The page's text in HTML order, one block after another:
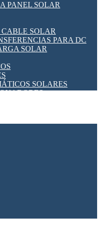
PANEL SOLAR
CABLE SOLAR
PARA DC
SOLAR
SOLARES
SPDS PARA